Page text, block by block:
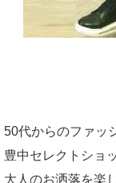
50代からのファッ
豊中セレクトショ
大人のお洒落を楽